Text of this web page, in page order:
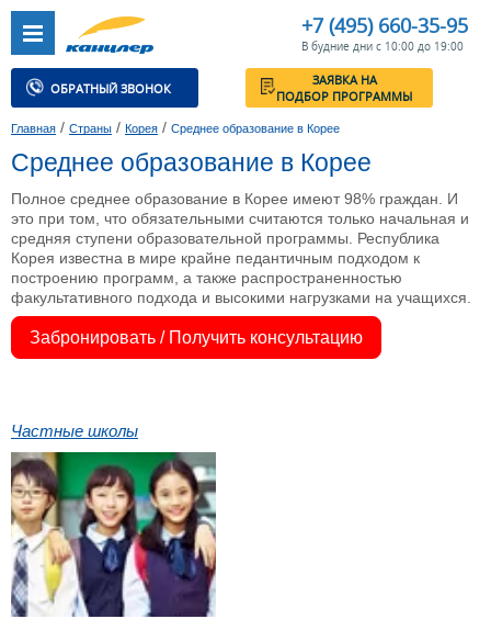
+7 (495) 660-35-95
В будние дни с 10:00 до 19:00
ОБРАТНЫЙ ЗВОНОК
ЗАЯВКА НА
ПОДБОР ПРОГРАММЫ
Главная / Страны / Корея / Среднее образование в Корее
Среднее образование в Корее
Полное среднее образование в Корее имеют 98% граждан. И
это при том, что обязательными считаются только начальная и
средняя ступени образовательной программы. Республика
Корея известна в мире крайне педантичным подходом к
построению программ, а также распространенностью
факультативного подхода и высокими нагрузками на учащихся.
Забронировать / Получить консультацию
Частные школы